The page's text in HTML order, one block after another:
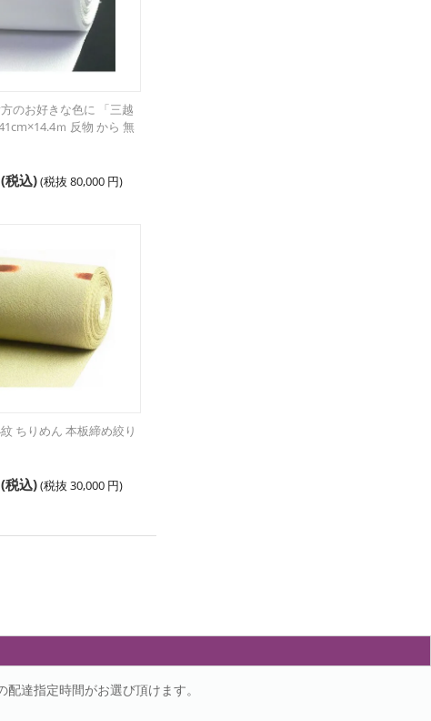
のお好きな色に 「三越
ｍ 反物 から 無
(税込)(税抜 80,000 円)
ちりめん 本板締め絞り
(税込)(税抜 30,000 円)
達指定時間がお選び頂けます。